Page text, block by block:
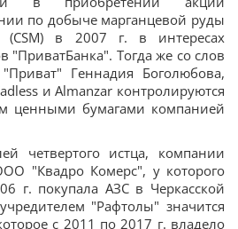
по добыче марганцевой руды
(CSM) в 2007 г. в интересах
"ПриватБанка". Тогда же со слов
Геннадия Боголюбова,
и Almanzar контролируются
ценными бумагами компанией
четвертого истца, компании
"Квадро Комерс", у которого
г. покупала АЗС в Черкасской
"Рафтолы" значится
с 2011 по 2017 г. владело